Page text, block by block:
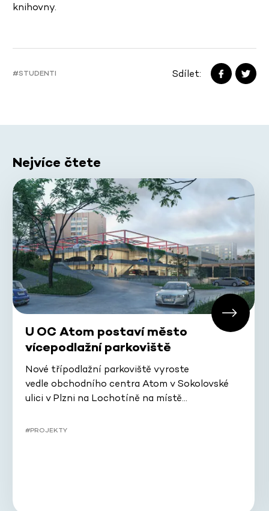
knihovny.
#STUDENTI Sdílet:
Nejvíce čtete
U OC Atom postaví město
vícepodlažní parkoviště
Nové třípodlažní parkoviště vyroste
vedle obchodního centra Atom v Sokolovské
ulici v Plzni na Lochotíně na místě…
#PROJEKTY